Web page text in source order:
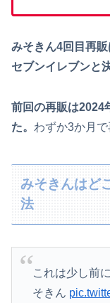
みそきん4回目再
セブンイレブンと
前回の再販は2024
た。 わずか3か月で
みそきんはど
法
これは少し前
そきん